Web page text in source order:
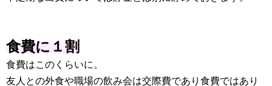
食費に１割
食費はこのくらいに。
友人との外食や職場の飲み会は交際費であり食費ではあり